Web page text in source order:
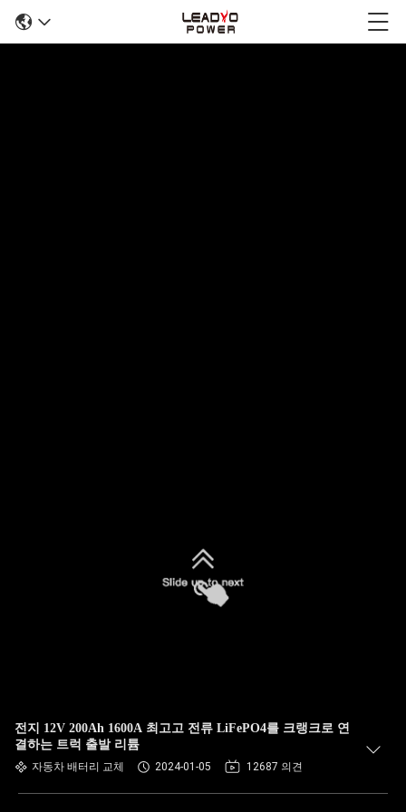
전지 12V 200Ah 1600A 최고고 전류 LiFePO4를 크랭크로 연
결하는 트럭 출발 리튬
자동차 배터리 교체 2024-01-05 12687 의견